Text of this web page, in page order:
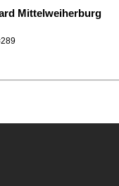
Mittelweiherburg